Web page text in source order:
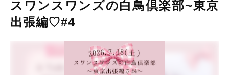
スワンスワンズの白鳥倶楽部~東京
出張編♡#4